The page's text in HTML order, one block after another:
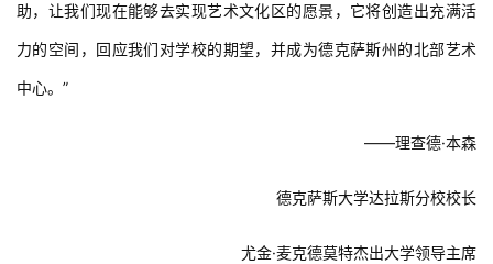
助，让我们现在能够去实现艺术文化区的愿景，它将创造出充满活
力的空间，回应我们对学校的期望，并成为德克萨斯州的北部艺术
中心。”
——理查德·本森
德克萨斯大学达拉斯分校校长
尤金·麦克德莫特杰出大学领导主席